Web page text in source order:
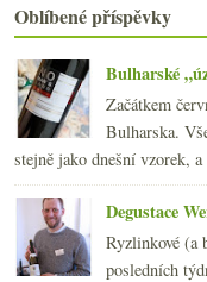
►2016(250)
►2015(251)
►2014(254)
►2013(249)
► 2012(254)
►2011(252)
►2010(249)
2009 (249)
►2008(270)
►2007(108)
Oblíbené příspěvky
Bulharské
Začátkem
Bulharska.
stejně jako dnešní vzorek,
Degustace
Ryzlinkové (a
posledních